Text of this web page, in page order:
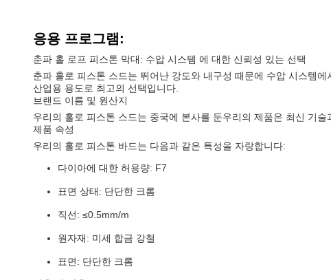
응용 프로그램:
춘파 홀 로프 피스톤 막대: 수압 시스템 에 대한 신뢰성 있는 선택
춘파 홀로 피스톤 스드는 뛰어난 강도와 내구성 때문에 수압 시스템
산업용 용도로 최고의 선택입니다.
브랜드 이름 및 원산지
우리의 홀로 피스톤 스드는 중국에 본사를 둔우리의 제품은 최신 기
제품 속성
우리의 홀로 피스톤 바드는 다음과 같은 특성을 자랑합니다:
다이아에 대한 허용량: F7
표면 상태: 단단한 크롬
직선: ≤0.5mm/m
원자재: 미세 합금 강철
표면: 단단한 크롬